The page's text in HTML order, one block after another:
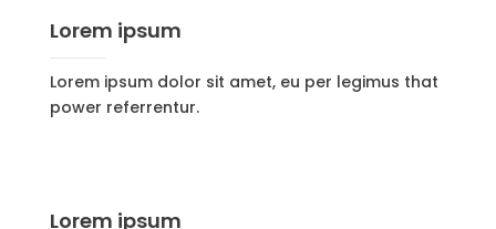
Lorem ipsum
Lorem ipsum dolor sit amet, eu per legimus that
power referrentur.
Lorem ipsum